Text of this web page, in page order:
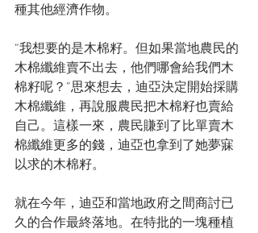
種其他經濟作物。
“我想要的是木棉籽。但如果當地農民的
木棉纖維賣不出去，他們哪會給我們木
棉籽呢？”思來想去，迪亞決定開始採購
木棉纖維，再說服農民把木棉籽也賣給
自己。這樣一來，農民賺到了比單賣木
棉纖維更多的錢，迪亞也拿到了她夢寐
以求的木棉籽。
就在今年，迪亞和當地政府之間商討已
久的合作最終落地。在特批的一塊種植